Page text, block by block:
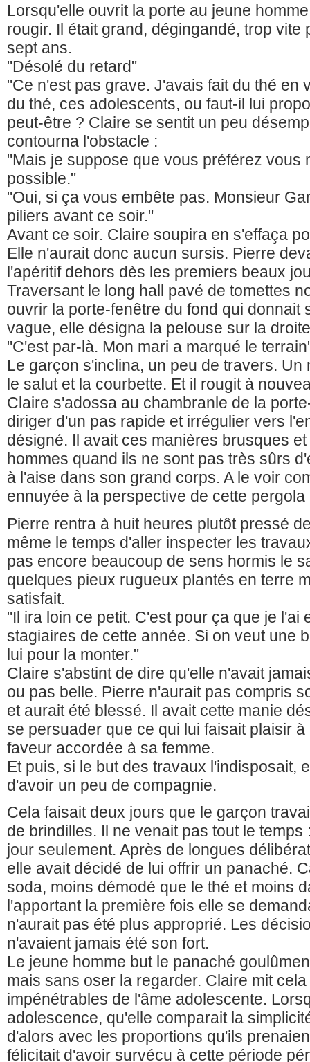
Lorsqu'elle ouvrit la porte au jeune
rougir. Il était grand, dégingandé, trop vite
sept ans.
"Désolé du retard"
"Ce n'est pas grave. J'avais fait du thé en
du thé, ces adolescents, ou faut-il lui
peut-être ? Claire se sentit un peu
contourna l'obstacle :
"Mais je suppose que vous préférez vous
possible."
"Oui, si ça vous embête pas. Monsieur
piliers avant ce soir."
Avant ce soir. Claire soupira en s'effaça
Elle n'aurait donc aucun sursis. Pierre
l'apéritif dehors dès les premiers beaux
Traversant le long hall pavé de tomettes
ouvrir la porte-fenêtre du fond qui donnait
vague, elle désigna la pelouse sur la
"C'est par-là. Mon mari a marqué le
Le garçon s'inclina, un peu de travers.
le salut et la courbette. Et il rougit à
Claire s'adossa au chambranle de la
diriger d'un pas rapide et irrégulier vers
désigné. Il avait ces manières brusques
hommes quand ils ne sont pas très sûrs
à l'aise dans son grand corps. A le voir
ennuyée à la perspective de cette pergola
Pierre rentra à huit heures plutôt pressé
même le temps d'aller inspecter les
pas encore beaucoup de sens hormis le
quelques pieux rugueux plantés en terre
satisfait.
"Il ira loin ce petit. C'est pour ça que je l'ai
stagiaires de cette année. Si on veut une
lui pour la monter."
Claire s'abstint de dire qu'elle n'avait
ou pas belle. Pierre n'aurait pas compris
et aurait été blessé. Il avait cette manie
se persuader que ce qui lui faisait plaisir
faveur accordée à sa femme.
Et puis, si le but des travaux l'indisposait,
d'avoir un peu de compagnie.
Cela faisait deux jours que le garçon
de brindilles. Il ne venait pas tout le
jour seulement. Après de longues
elle avait décidé de lui offrir un panaché.
soda, moins démodé que le thé et moins
l'apportant la première fois elle se
n'aurait pas été plus approprié. Les
n'avaient jamais été son fort.
Le jeune homme but le panaché
mais sans oser la regarder. Claire mit
impénétrables de l'âme adolescente.
adolescence, qu'elle comparait la
d'alors avec les proportions qu'ils
félicitait d'avoir survécu à cette période